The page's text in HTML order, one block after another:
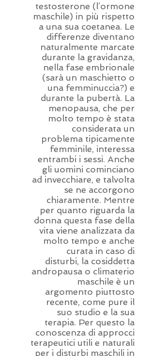
testosterone (l’ormone
maschile) in più rispetto
a una sua coetanea. Le
differenze diventano
naturalmente marcate
durante la gravidanza,
nella fase embrionale
(sarà un maschietto o
una femminuccia?) e
durante la pubertà. La
menopausa, che per
molto tempo è stata
considerata un
problema tipicamente
femminile, interessa
entrambi i sessi. Anche
gli uomini cominciano
ad invecchiare, e talvolta
se ne accorgono
chiaramente. Mentre
per quanto riguarda la
donna questa fase della
vita viene analizzata da
molto tempo e anche
curata in caso di
disturbi, la cosiddetta
andropausa o climaterio
maschile è un
argomento piuttosto
recente, come pure il
suo studio e la sua
terapia. Per questo la
conoscenza di approcci
terapeutici utili e naturali
per i disturbi maschili in